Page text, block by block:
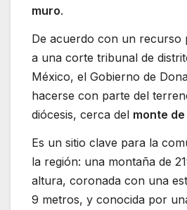
muro.
De acuerdo con un recurso
a una corte tribunal de
México, el Gobierno de
hacerse con parte del
diócesis, cerca del monte de
Es un sitio clave para la
la región: una montaña de
altura, coronada con una
9 metros, y conocida por